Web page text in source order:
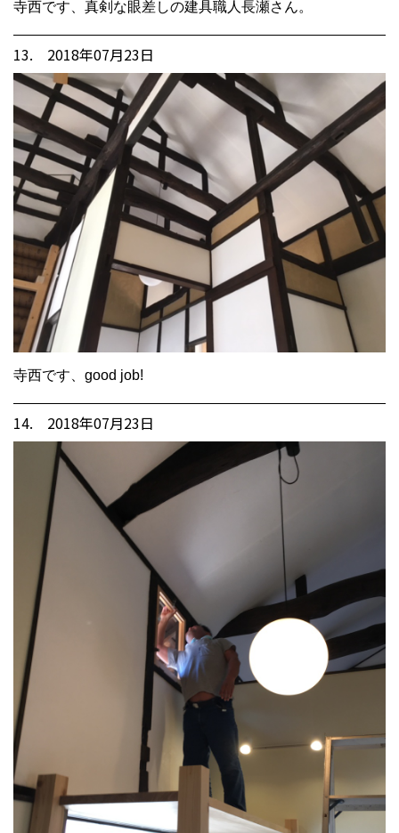
寺西です、真剣な眼差しの建具職人長瀬さん。
13. 2018年07月23日
寺西です、good job!
14. 2018年07月23日